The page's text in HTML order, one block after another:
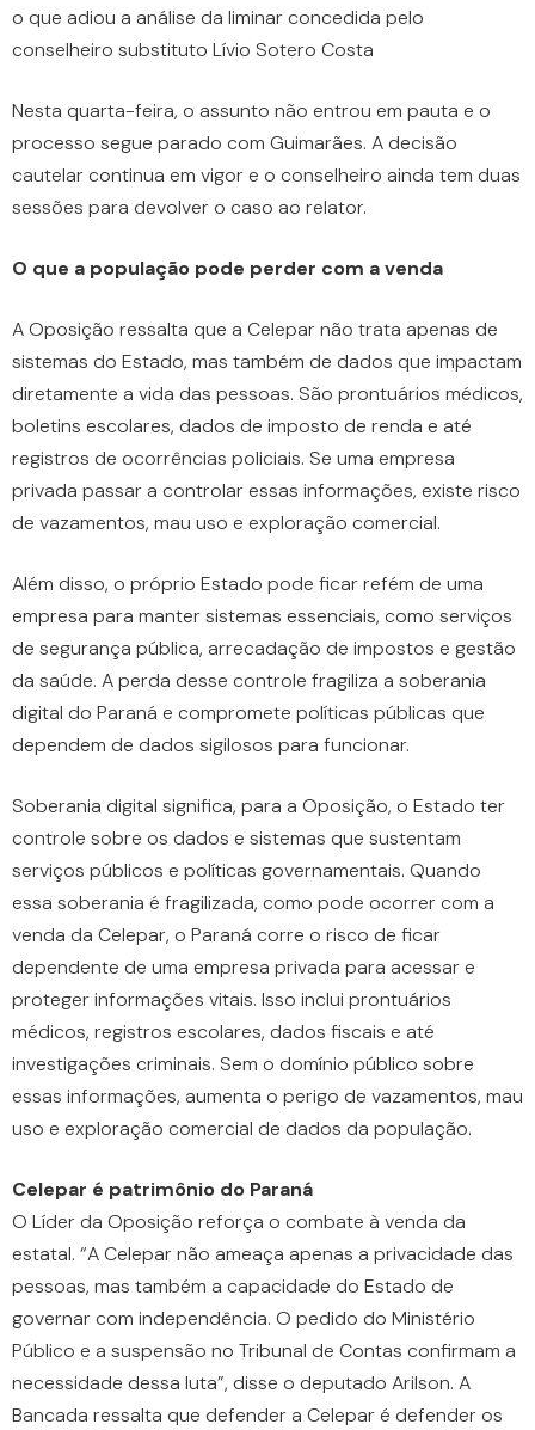
o que adiou a análise da liminar concedida pelo
conselheiro substituto Lívio Sotero Costa
Nesta quarta-feira, o assunto não entrou em pauta e o
processo segue parado com Guimarães. A decisão
cautelar continua em vigor e o conselheiro ainda tem duas
sessões para devolver o caso ao relator.
O que a população pode perder com a venda
A Oposição ressalta que a Celepar não trata apenas de
sistemas do Estado, mas também de dados que impactam
diretamente a vida das pessoas. São prontuários médicos,
boletins escolares, dados de imposto de renda e até
registros de ocorrências policiais. Se uma empresa
privada passar a controlar essas informações, existe risco
de vazamentos, mau uso e exploração comercial.
Além disso, o próprio Estado pode ficar refém de uma
empresa para manter sistemas essenciais, como serviços
de segurança pública, arrecadação de impostos e gestão
da saúde. A perda desse controle fragiliza a soberania
digital do Paraná e compromete políticas públicas que
dependem de dados sigilosos para funcionar.
Soberania digital significa, para a Oposição, o Estado ter
controle sobre os dados e sistemas que sustentam
serviços públicos e políticas governamentais. Quando
essa soberania é fragilizada, como pode ocorrer com a
venda da Celepar, o Paraná corre o risco de ficar
dependente de uma empresa privada para acessar e
proteger informações vitais. Isso inclui prontuários
médicos, registros escolares, dados fiscais e até
investigações criminais. Sem o domínio público sobre
essas informações, aumenta o perigo de vazamentos, mau
uso e exploração comercial de dados da população.
Celepar é patrimônio do Paraná
O Líder da Oposição reforça o combate à venda da
estatal. “A Celepar não ameaça apenas a privacidade das
pessoas, mas também a capacidade do Estado de
governar com independência. O pedido do Ministério
Público e a suspensão no Tribunal de Contas confirmam a
necessidade dessa luta”, disse o deputado Arilson. A
Bancada ressalta que defender a Celepar é defender os